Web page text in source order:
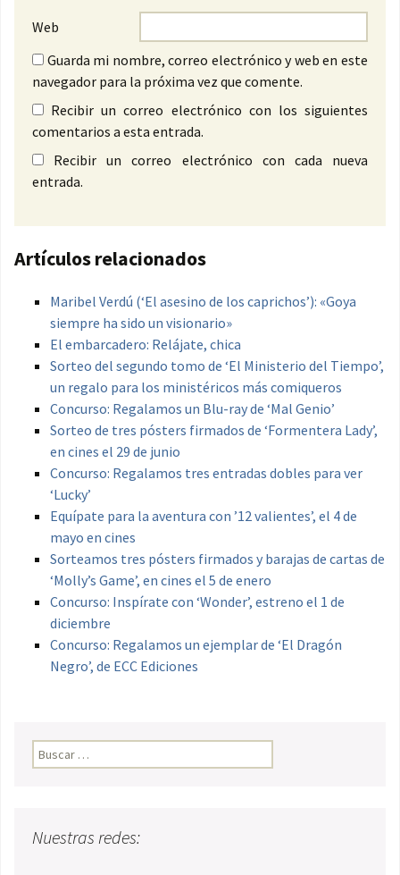
Web
Guarda mi nombre, correo electrónico y web en este
navegador para la próxima vez que comente.
Recibir un correo electrónico con los siguientes
comentarios a esta entrada.
Recibir un correo electrónico con cada nueva
entrada.
Artículos relacionados
Maribel Verdú (‘El asesino de los caprichos’): «Goya
siempre ha sido un visionario»
El embarcadero: Relájate, chica
Sorteo del segundo tomo de ‘El Ministerio del Tiempo’,
un regalo para los ministéricos más comiqueros
Concurso: Regalamos un Blu-ray de ‘Mal Genio’
Sorteo de tres pósters firmados de ‘Formentera Lady’,
en cines el 29 de junio
Concurso: Regalamos tres entradas dobles para ver
‘Lucky’
Equípate para la aventura con ’12 valientes’, el 4 de
mayo en cines
Sorteamos tres pósters firmados y barajas de cartas de
‘Molly’s Game’, en cines el 5 de enero
Concurso: Inspírate con ‘Wonder’, estreno el 1 de
diciembre
Concurso: Regalamos un ejemplar de ‘El Dragón
Negro’, de ECC Ediciones
Buscar:
Nuestras redes: